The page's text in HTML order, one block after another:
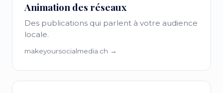
Animation des réseaux
Des publications qui parlent à votre audience
locale.
makeyoursocialmedia.ch →